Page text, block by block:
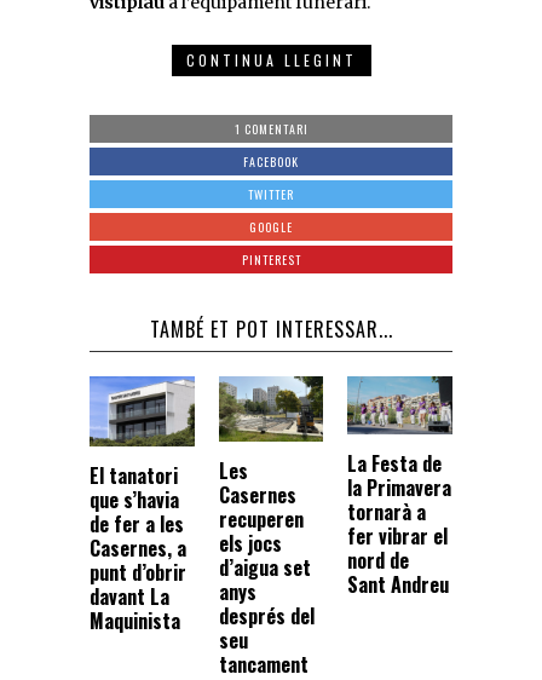
CONTINUA LLEGINT
1 COMENTARI
FACEBOOK
TWITTER
GOOGLE
PINTEREST
TAMBÉ ET POT INTERESSAR...
El tanatori
que s’havia
de fer a les
Casernes, a
punt d’obrir
davant La
Maquinista
Les
Casernes
recuperen
els jocs
d’aigua set
anys
després del
seu
tancament
La Festa de
la Primavera
tornarà a
fer vibrar el
nord de
Sant Andreu